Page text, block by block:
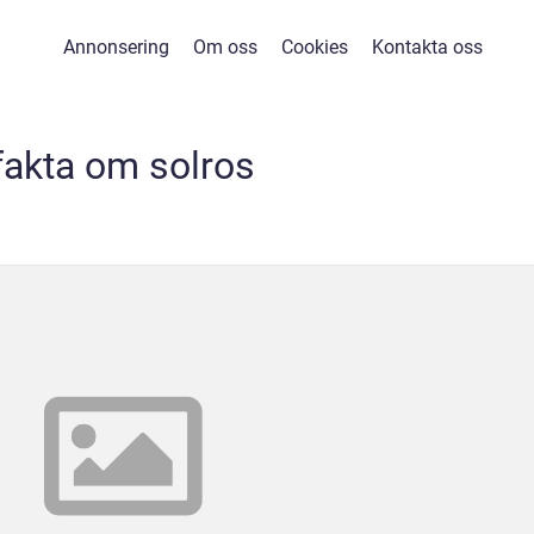
Annonsering Om oss Cookies Kontakta oss
om solros